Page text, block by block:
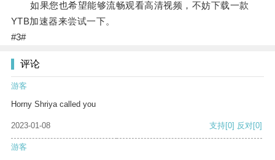
如果您也希望能够流畅观看高清视频，不妨下载一款
YTB加速器来尝试一下。
#3#
评论
游客
Horny Shriya called you
2023-01-08 支持[0] 反对[0]
游客